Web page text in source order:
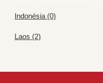
Indonésia (0)
Laos (2)